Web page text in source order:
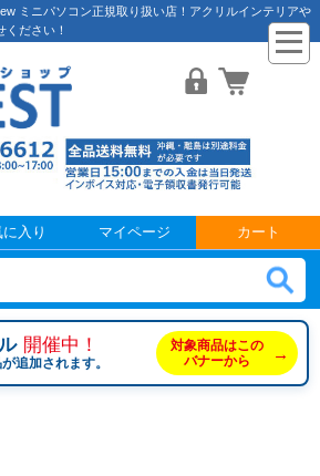
ミニパソコン正規取り扱い店！アクリルインテリアや
ださい！
入り マイページ カート
開催中！
追加されます。
対象商品はこの
バナーから
→